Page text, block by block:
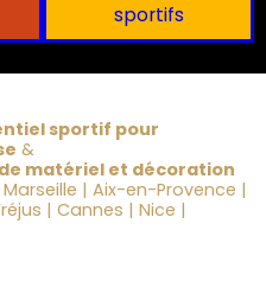
sportifs
sportif pour
&
matériel et décoration
| Aix-en-Provence |
| Cannes | Nice |